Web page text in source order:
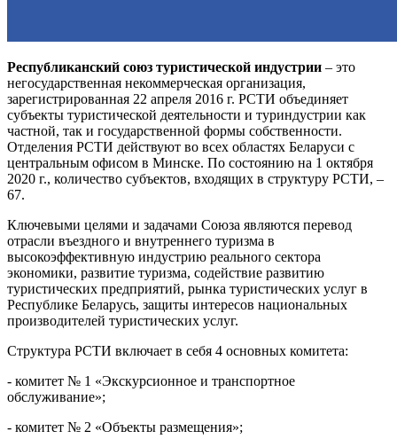
Республиканский союз туристической индустрии – это
негосударственная некоммерческая организация,
зарегистрированная 22 апреля 2016 г. РСТИ объединяет
субъекты туристической деятельности и туриндустрии как
частной, так и государственной формы собственности.
Отделения РСТИ действуют во всех областях Беларуси с
центральным офисом в Минске. По состоянию на 1 октября
2020 г., количество субъектов, входящих в структуру РСТИ, –
67.
Ключевыми целями и задачами Союза являются перевод
отрасли въездного и внутреннего туризма в
высокоэффективную индустрию реального сектора
экономики, развитие туризма, содействие развитию
туристических предприятий, рынка туристических услуг в
Республике Беларусь, защиты интересов национальных
производителей туристических услуг.
Структура РСТИ включает в себя 4 основных комитета:
- комитет № 1 «Экскурсионное и транспортное
обслуживание»;
- комитет № 2 «Объекты размещения»;